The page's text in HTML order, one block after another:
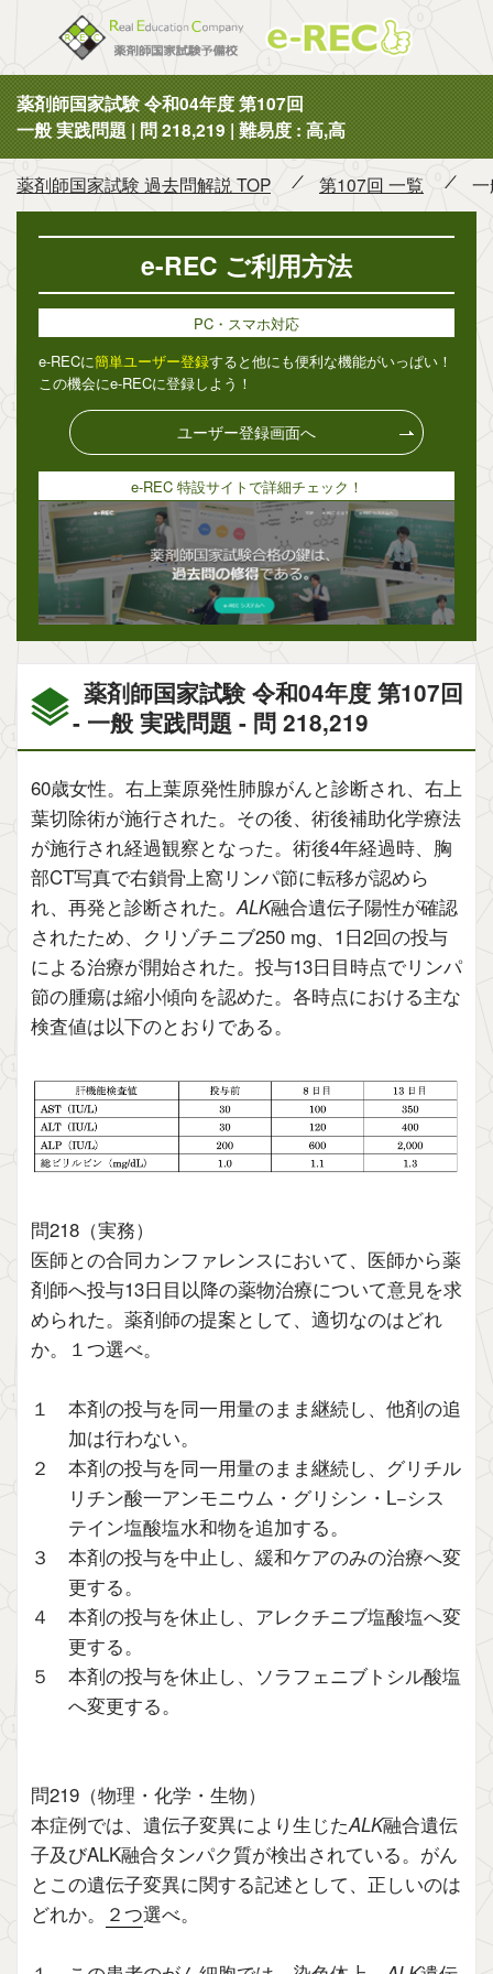
薬剤師国家試験 令和04年度 第107回
一般 実践問題 | 問 218,219 | 難易度 : 高,高
薬剤師国家試験 過去問解説 TOP 第107回 一覧
薬剤師国家試験 令和04年度 第107回
- 一般 実践問題 - 問 218,219
60歳女性。右上葉原発性肺腺がんと診断され、右上
葉切除術が施行された。その後、術後補助化学療法
が施行され経過観察となった。術後4年経過時、胸
部CT写真で右鎖骨上窩リンパ節に転移が認めら
れ、再発と診断された。ALK融合遺伝子陽性が確認
されたため、クリゾチニブ250 mg、1日2回の投与
による治療が開始された。投与13日目時点でリンパ
節の腫瘍は縮小傾向を認めた。各時点における主な
検査値は以下のとおりである。
問218（実務）
医師との合同カンファレンスにおいて、医師から薬
剤師へ投与13日目以降の薬物治療について意見を求
められた。薬剤師の提案として、適切なのはどれ
か。１つ選べ。
１ 本剤の投与を同一用量のまま継続し、他剤の追
加は行わない。
２ 本剤の投与を同一用量のまま継続し、グリチル
リチン酸一アンモニウム・グリシン・L−シス
テイン塩酸塩水和物を追加する。
３ 本剤の投与を中止し、緩和ケアのみの治療へ変
更する。
４ 本剤の投与を休止し、アレクチニブ塩酸塩へ変
更する。
５ 本剤の投与を休止し、ソラフェニブトシル酸塩
へ変更する。
問219（物理・化学・生物）
本症例では、遺伝子変異により生じたALK融合遺伝
子及びALK融合タンパク質が検出されている。がん
とこの遺伝子変異に関する記述として、正しいのは
どれか。
２つ選べ。
e-REC ご利用方法
PC・スマホ対応
e-RECに簡単ユーザー登録すると他にも便利な機能がいっぱい！
この機会にe-RECに登録しよう！
ユーザー登録画面へ
e-REC 特設サイトで詳細チェック！